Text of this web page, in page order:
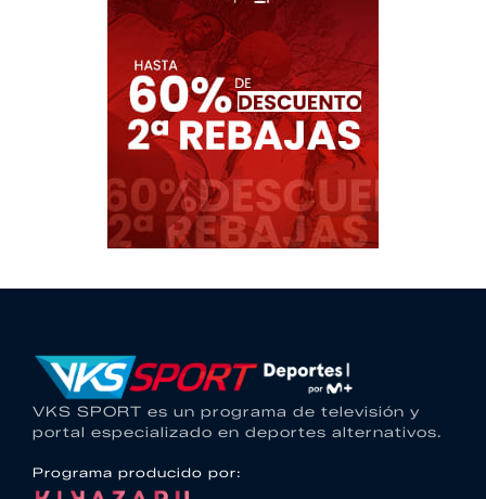
VKS SPORT es un programa de televisión y
portal especializado en deportes alternativos.
Programa producido por: